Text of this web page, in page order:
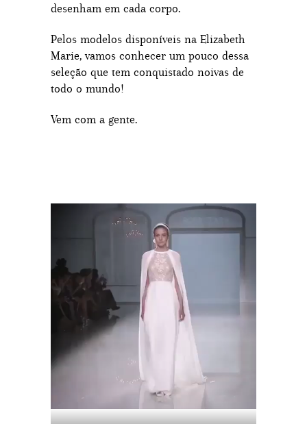
desenham em cada corpo.
Pelos modelos disponíveis na Elizabeth
Marie, vamos conhecer um pouco dessa
seleção que tem conquistado noivas de
todo o mundo!
Vem com a gente.